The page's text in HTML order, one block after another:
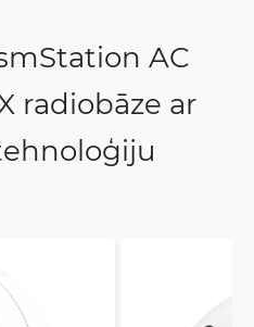
AC
radiobāze ar